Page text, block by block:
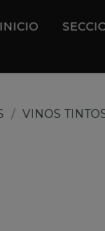
INICIO
VINOS